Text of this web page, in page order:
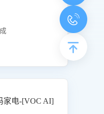
家电-[VOC AI]